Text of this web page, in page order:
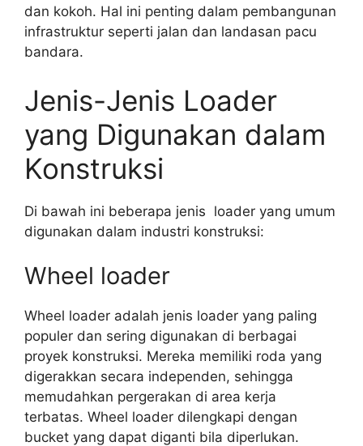
dan kokoh. Hal ini penting dalam pembangunan
infrastruktur seperti jalan dan landasan pacu
bandara.
Jenis-Jenis Loader
yang Digunakan dalam
Konstruksi
Di bawah ini beberapa jenis loader yang umum
digunakan dalam industri konstruksi:
Wheel loader
Wheel loader adalah jenis loader yang paling
populer dan sering digunakan di berbagai
proyek konstruksi. Mereka memiliki roda yang
digerakkan secara independen, sehingga
memudahkan pergerakan di area kerja
terbatas. Wheel loader dilengkapi dengan
bucket yang dapat diganti bila diperlukan.